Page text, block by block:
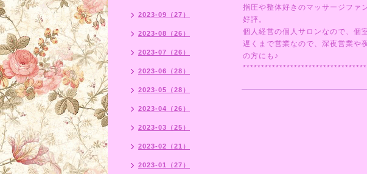
指圧や整体好きのマッサージファ
好評。
個人経営の個人サロンなので、個
遅くまで営業なので、深夜営業や
の方にも♪
2023-09（27）
2023-08（26）
2023-07（26）
2023-06（28）
2023-05（28）
2023-04（26）
2023-03（25）
2023-02（21）
2023-01（27）